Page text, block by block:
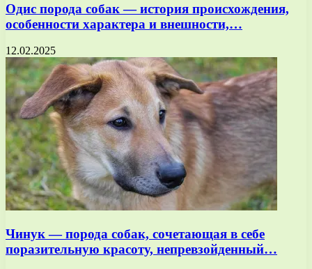
Одис порода собак — история происхождения,
особенности характера и внешности,…
12.02.2025
Чинук — порода собак, сочетающая в себе
поразительную красоту, непревзойденный…